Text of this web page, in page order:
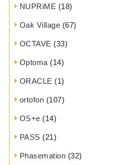
NUPRiME (18)
Oak Village (67)
OCTAVE (33)
Optoma (14)
ORACLE (1)
ortofon (107)
OS+e (14)
PASS (21)
Phasemation (32)